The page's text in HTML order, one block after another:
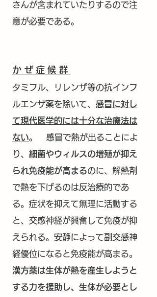
さんが含まれていたりするので注
意が必要である。
かぜ症候群
タミフル、リレンザ等の抗インフ
ルエンザ薬を除いて、 感冒に対し
て現代医学的には十分な治療法は
ない。 感冒で熱が出ることによ
り、 細菌やウィルスの増殖が抑え
られ免疫能が高まるのに、解熱剤
で熱を下げるのは反治療的であ
る。症状を抑えて無理に活動する
と、交感神経が興奮して免疫が抑
えられる。安静によって副交感神
経優位になると免疫能が高まる。
漢方薬は生体が熱を産生しようと
する力を援助し、生体が必要とし